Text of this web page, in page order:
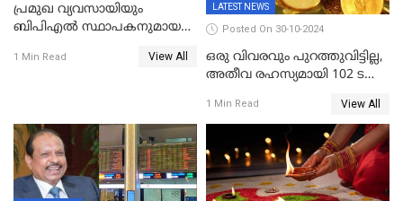
പ്രമുഖ വ്യവസായിയും
ബിപിഎല്‍ സ്ഥാപകനുമായ
1 Min Read View All
LATEST NEWS
Posted On 30-10-2024
ഒരു വിവരവും പുറത്തുവിട്ടില്ല,
അതീവ രഹസ്യമായി 102 ടൺ
ഇന്ത്യയിലേക്കെത്തിച്ചു
1 Min Read View All